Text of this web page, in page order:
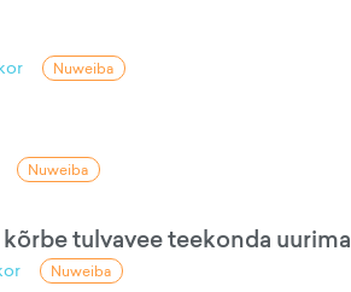
Nuweiba
Nuweiba
tulvavee teekonda uurima
Nuweiba